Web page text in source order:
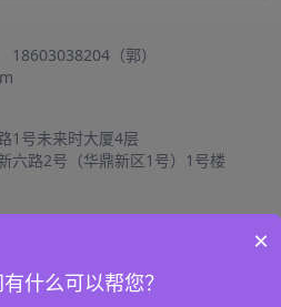
18603038204（郭）
1号未来时大厦4层
六路2号（华鼎新区1号）1号楼
×
什么可以帮您？